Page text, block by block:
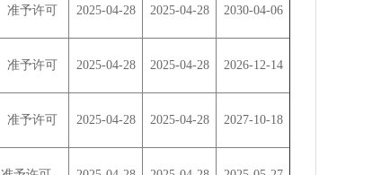
准予许可 2025-04-28 2025-04-28 2030-04-06
准予许可 2025-04-28 2025-04-28 2026-12-14
准予许可 2025-04-28 2025-04-28 2027-10-18